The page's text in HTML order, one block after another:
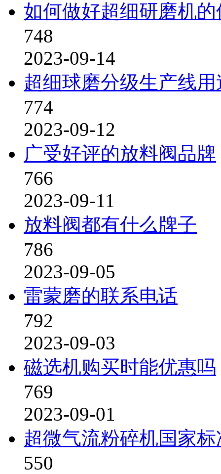
如何做好超细研磨机
748
2023-09-14
超细球磨分级生产线用
774
2023-09-12
广受好评的放料阀品牌
766
2023-09-11
放料阀都有什么牌子
786
2023-09-05
雷蒙磨的联系电话
792
2023-09-03
磁选机购买时能优惠吗
769
2023-09-01
超微气流粉碎机国家
550